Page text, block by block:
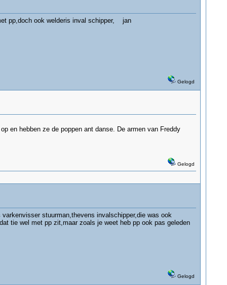
pp,doch ook welderis inval schipper, jan
Gelogd
en hebben ze de poppen ant danse. De armen van Freddy
Gelogd
stuurman,thevens invalschipper,die was ook
tie wel met pp zit,maar zoals je weet heb pp ook pas geleden
Gelogd